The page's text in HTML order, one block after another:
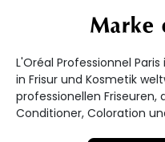
Marke
L'Oréal Professionnel
in Frisur und Kosmetik
professionellen Friseuren,
Conditioner, Coloration